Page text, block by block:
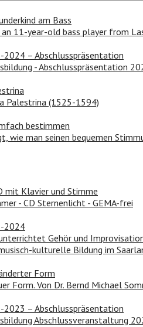
am Bass
– Abschlusspräsentation
bestimmen
mit Klavier und Stimme
2024
Form
– Abschlusspräsentation